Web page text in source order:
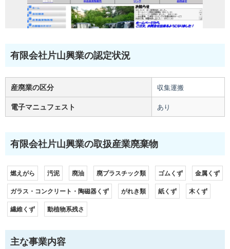
有限会社片山興業の認定状況
産廃業の区分 収集運搬
電子マニュフェスト あり
有限会社片山興業の取扱産業廃棄物
燃えがら 汚泥 廃油 廃プラスチック類 ゴムくず
金属くず
ガラス・コンクリート・陶磁器くず
がれき類 紙くず
木くず
繊維くず
動植物系残さ
主な事業内容